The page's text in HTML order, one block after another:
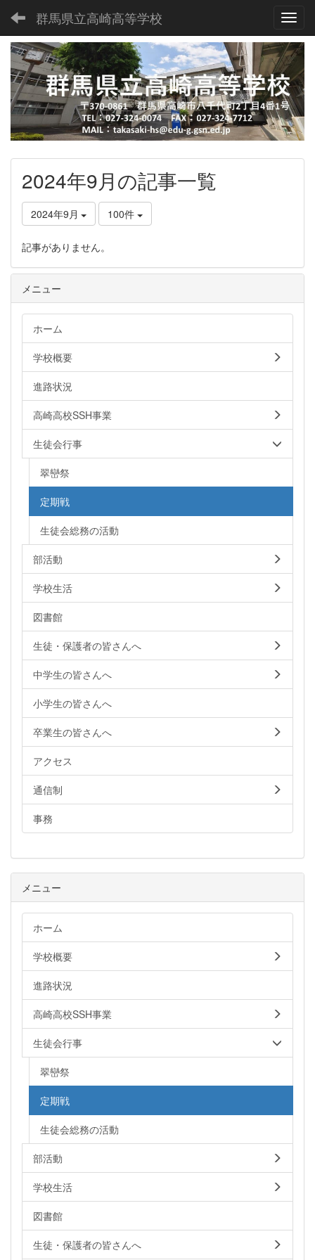
群馬県立高崎高等学校
2024年9月の記事一覧
2024年9月 100件
記事がありません。
メニュー
ホーム
学校概要
進路状況
高崎高校SSH事業
生徒会行事
翠巒祭
定期戦
生徒会総務の活動
部活動
学校生活
図書館
生徒・保護者の皆さんへ
中学生の皆さんへ
小学生の皆さんへ
卒業生の皆さんへ
アクセス
通信制
事務
メニュー
ホーム
学校概要
進路状況
高崎高校SSH事業
生徒会行事
翠巒祭
定期戦
生徒会総務の活動
部活動
学校生活
図書館
生徒・保護者の皆さんへ